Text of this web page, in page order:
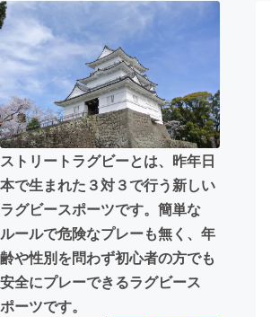
テクノロジー・ガジェット
映像・映画
ビジネス・起業
まちづくり・地域活性化
CAMPFIRE for Social Good
CAMPFIREふるさと納税machi-ya
ストリートラグビーとは、昨年日
本で生まれた３対３で行う新しい
ラグビースポーツです。簡単な
ルールで危険なプレーも無く、年
齢や性別を問わず初心者の方でも
安全にプレーできるラグビース
ポーツです。